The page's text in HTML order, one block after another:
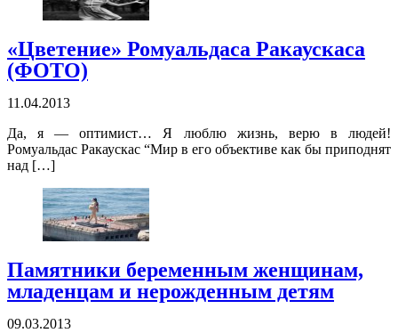
«Цветение» Ромуальдаса Ракаускаса
(ФОТО)
11.04.2013
Да, я — оптимист… Я люблю жизнь, верю в людей!
Ромуальдас Ракаускас “Мир в его объективе как бы приподнят
над […]
Памятники беременным женщинам,
младенцам и нерожденным детям
09.03.2013